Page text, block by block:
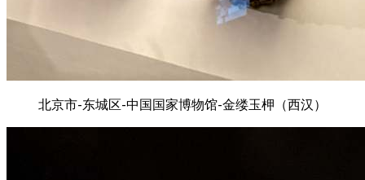
北京市-东城区-中国国家博物馆-金缕玉柙（西汉）